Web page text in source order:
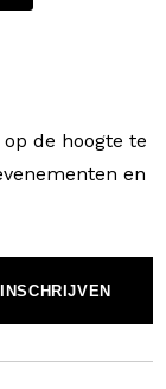
de hoogte te
en